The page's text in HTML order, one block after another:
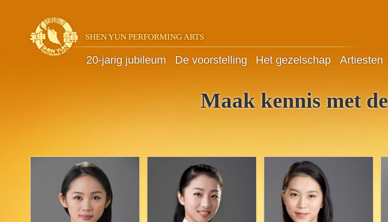
SHEN YUN PERFORMING ARTS
20-jarig jubileum De voorstelling Het gezelschap Artiesten
Maak kennis met